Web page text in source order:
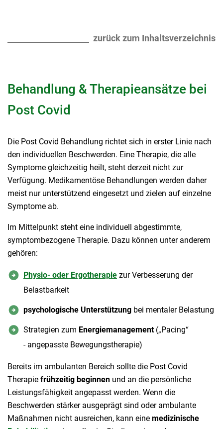
zurück zum Inhaltsverzeichnis
Behandlung & Therapieansätze bei
Post Covid
Die Post Covid Behandlung richtet sich in erster Linie nach
den individuellen Beschwerden. Eine Therapie, die alle
Symptome gleichzeitig heilt, steht derzeit nicht zur
Verfügung. Medikamentöse Behandlungen werden daher
meist nur unterstützend eingesetzt und zielen auf einzelne
Symptome ab.
Im Mittelpunkt steht eine individuell abgestimmte,
symptombezogene Therapie. Dazu können unter anderem
gehören:
Physio- oder Ergotherapie zur Verbesserung der
Belastbarkeit
psychologische Unterstützung bei mentaler Belastung
Strategien zum Energiemanagement(„Pacing“
- angepasste Bewegungstherapie)
Bereits im ambulanten Bereich sollte die Post Covid
Therapie frühzeitig beginnen und an die persönliche
Leistungsfähigkeit angepasst werden. Wenn die
Beschwerden stärker ausgeprägt sind oder ambulante
Maßnahmen nicht ausreichen, kann eine medizinische